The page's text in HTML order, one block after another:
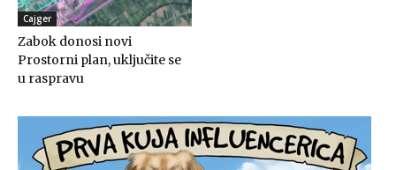
Cajger
Zabok donosi novi
Prostorni plan, uključite se
u raspravu